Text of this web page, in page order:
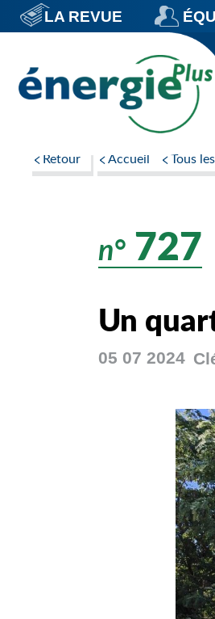
Navigation
principale
LA REVUE
Retour Accueil Tous
n° 727
Un
05 07 2024